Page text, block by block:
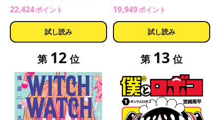
22,424ポイント
試し読み
19,949ポイント
試し読み
第 12 位 第 13 位